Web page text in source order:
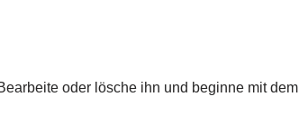
oder lösche ihn und beginne mit dem